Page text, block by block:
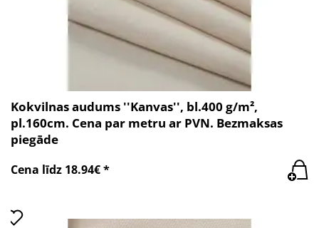
Kokvilnas audums ''Kanvas'', bl.400 g/m²,
pl.160cm. Cena par metru ar PVN. Bezmaksas
piegāde
Cena līdz 18.94€ *